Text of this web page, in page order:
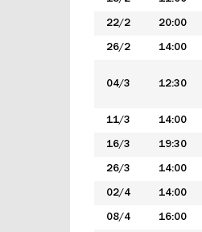
22/2 20:00
26/2 14:00
04/3 12:30
11/3 14:00
16/3 19:30
26/3 14:00
02/4 14:00
08/4 16:00